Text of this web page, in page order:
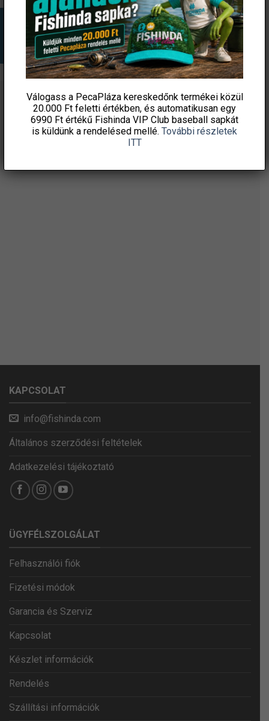
ÉRTESÜLJ ELSŐKÉNT! IRATKOZZ FEL A
HÍRLEVELÜNKRE!
KAPCSOLAT
info@fishinda.com
Általános szerződési feltételek
Adatkezelési tájékoztató
ÜGYFÉLSZOLGÁLAT
Felhasználói fiók
Fizetési módok
Garancia és Szerviz
Kapcsolat
Készlet információk
Rendelés
Szállítási információk
Válogass a PecaPláza kereskedőnk termékei közül
20.000 Ft feletti értékben, és automatikusan egy
6990 Ft értékű Fishinda VIP Club baseball sapkát
is küldünk a rendelésed mellé. További részletek
ITT